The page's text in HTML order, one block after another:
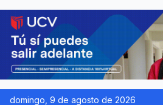
domingo, 9 de agosto de 2026